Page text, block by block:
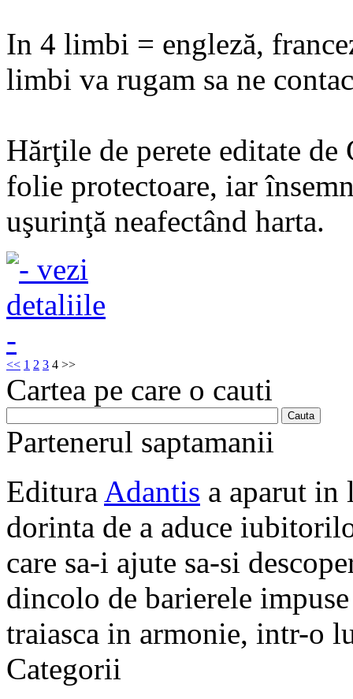
In 4 limbi = engleză,
limbi va rugam sa ne
Hărţile de perete editate
folie protectoare, iar
uşurinţă neafectând harta.
<< 1 2 3 4 >>
Cartea pe care o cauti
Partenerul saptamanii
Editura Adantis a aparut in
dorinta de a aduce
care sa-i ajute sa-si
dincolo de barierele
traiasca in armonie, intr-o
Categorii